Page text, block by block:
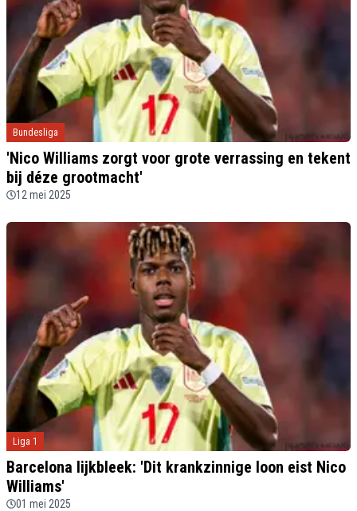
Bundesliga
'Nico Williams zorgt voor grote verrassing en tekent
bij déze grootmacht'
12 mei 2025
Liga 1
Barcelona lijkbleek: 'Dit krankzinnige loon eist Nico
Williams'
01 mei 2025